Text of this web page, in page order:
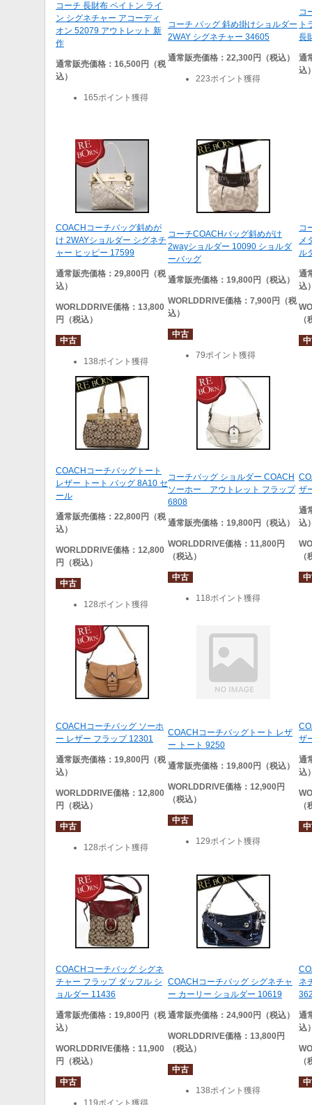
コーチ 長財布 ペイトン ライ
ン シグネチャー アコーディ
オン 52079 アウトレット 新
作
通常販売価格：16,500円（税
込）
165ポイント獲得
コーチ バッグ 斜め掛けショルダー
2WAY シグネチャー 34605
通常販売価格：22,300円（税込）
223ポイント獲得
コ
ト
長
通
込
COACHコーチバッグ斜めが
け 2WAYショルダー シグネチ
ャー ヒッピー 17599
通常販売価格：29,800円（税
込）
WORLDDRIVE価格：13,800
円（税込）
中古
138ポイント獲得
コーチCOACHバッグ斜めがけ
2wayショルダー 10090 ショルダ
ーバッグ
通常販売価格：19,800円（税込）
WORLDDRIVE価格：7,900円（税
込）
中古
79ポイント獲得
コ
メ
ル
通
込
COACHコーチバッグトート
レザー トート バッグ 8A10 セ
ール
通常販売価格：22,800円（税
込）
WORLDDRIVE価格：12,800
円（税込）
中古
128ポイント獲得
コーチバッグ ショルダー COACH
ソーホー アウトレット フラップ
6808
通常販売価格：19,800円（税込）
WORLDDRIVE価格：11,800円
（税込）
中古
118ポイント獲得
ザ
通
込
COACHコーチバッグ ソーホ
ー レザー フラップ 12301
通常販売価格：19,800円（税
込）
WORLDDRIVE価格：12,800
円（税込）
中古
128ポイント獲得
COACHコーチバッグトート レザ
ー トート 9250
通常販売価格：19,800円（税込）
WORLDDRIVE価格：12,900円
（税込）
中古
129ポイント獲得
ザ
通
込
COACHコーチバッグ シグネ
チャー フラップ ダッフル シ
ョルダー 11436
通常販売価格：19,800円（税
込）
WORLDDRIVE価格：11,900
円（税込）
中古
119ポイント獲得
COACHコーチバッグ シグネチャ
ー カーリー ショルダー 10619
通常販売価格：24,900円（税込）
WORLDDRIVE価格：13,800円
（税込）
中古
138ポイント獲得
ネ
通
込